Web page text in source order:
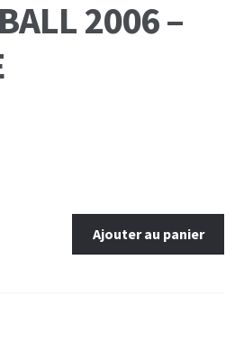
2006 –
Ajouter au panier